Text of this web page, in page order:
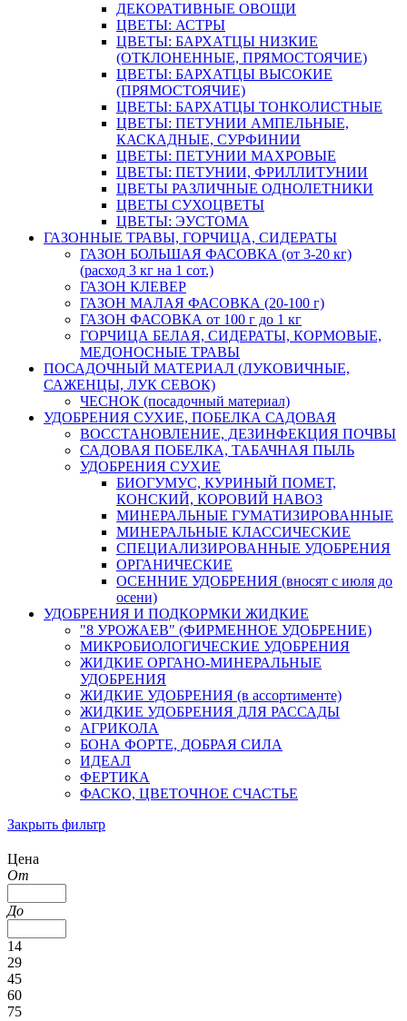
ДЕКОРАТИВНЫЕ ОВОЩИ
ЦВЕТЫ: АСТРЫ
ЦВЕТЫ: БАРХАТЦЫ НИЗКИЕ
(ОТКЛОНЕННЫЕ, ПРЯМОСТОЯЧИЕ)
ЦВЕТЫ: БАРХАТЦЫ ВЫСОКИЕ
(ПРЯМОСТОЯЧИЕ)
ЦВЕТЫ: БАРХАТЦЫ ТОНКОЛИСТНЫЕ
ЦВЕТЫ: ПЕТУНИИ АМПЕЛЬНЫЕ,
КАСКАДНЫЕ, СУРФИНИИ
ЦВЕТЫ: ПЕТУНИИ МАХРОВЫЕ
ЦВЕТЫ: ПЕТУНИИ, ФРИЛЛИТУНИИ
ЦВЕТЫ РАЗЛИЧНЫЕ ОДНОЛЕТНИКИ
ЦВЕТЫ СУХОЦВЕТЫ
ЦВЕТЫ: ЭУСТОМА
ГАЗОННЫЕ ТРАВЫ, ГОРЧИЦА, СИДЕРАТЫ
ГАЗОН БОЛЬШАЯ ФАСОВКА (от 3-20 кг)
(расход 3 кг на 1 сот.)
ГАЗОН КЛЕВЕР
ГАЗОН МАЛАЯ ФАСОВКА (20-100 г)
ГАЗОН ФАСОВКА от 100 г до 1 кг
ГОРЧИЦА БЕЛАЯ, СИДЕРАТЫ, КОРМОВЫЕ,
МЕДОНОСНЫЕ ТРАВЫ
ПОСАДОЧНЫЙ МАТЕРИАЛ (ЛУКОВИЧНЫЕ,
САЖЕНЦЫ, ЛУК СЕВОК)
ЧЕСНОК (посадочный материал)
УДОБРЕНИЯ СУХИЕ, ПОБЕЛКА САДОВАЯ
ВОССТАНОВЛЕНИЕ, ДЕЗИНФЕКЦИЯ ПОЧВЫ
САДОВАЯ ПОБЕЛКА, ТАБАЧНАЯ ПЫЛЬ
УДОБРЕНИЯ СУХИЕ
БИОГУМУС, КУРИНЫЙ ПОМЕТ,
КОНСКИЙ, КОРОВИЙ НАВОЗ
МИНЕРАЛЬНЫЕ ГУМАТИЗИРОВАННЫЕ
МИНЕРАЛЬНЫЕ КЛАССИЧЕСКИЕ
СПЕЦИАЛИЗИРОВАННЫЕ УДОБРЕНИЯ
ОРГАНИЧЕСКИЕ
ОСЕННИЕ УДОБРЕНИЯ (вносят с июля до
осени)
УДОБРЕНИЯ И ПОДКОРМКИ ЖИДКИЕ
"8 УРОЖАЕВ" (ФИРМЕННОЕ УДОБРЕНИЕ)
МИКРОБИОЛОГИЧЕСКИЕ УДОБРЕНИЯ
ЖИДКИЕ ОРГАНО-МИНЕРАЛЬНЫЕ
УДОБРЕНИЯ
ЖИДКИЕ УДОБРЕНИЯ (в ассортименте)
ЖИДКИЕ УДОБРЕНИЯ ДЛЯ РАССАДЫ
АГРИКОЛА
БОНА ФОРТЕ, ДОБРАЯ СИЛА
ИДЕАЛ
ФЕРТИКА
ФАСКО, ЦВЕТОЧНОЕ СЧАСТЬЕ
Закрыть фильтр
Цена
От
До
14
29
45
60
75